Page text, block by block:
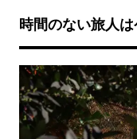
時間のない旅人